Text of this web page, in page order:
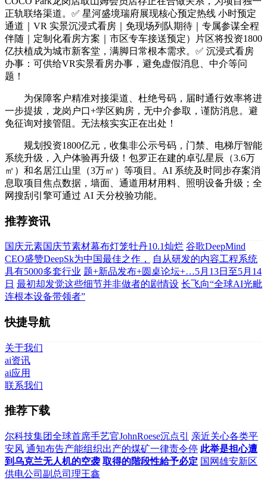
正轨联络渠道。✅ 星河盛境瑞府展现核心预定热线 小时预定
通道｜VR 实景沉浸式看房｜免现场列队期待｜专属参谋全程
伴随｜定制化看房方案｜市区专车接送预定）片区将投资1800
亿扶植成为城市新客堂，满脚日常根本需求。✅ 沉浸式看房
办事：可供给VR实景看房办事，避免虚假消息、中介等问
题！
为保障客户精准对接渠道、杜绝号码，届时通行效率将进
一步提拔，龙岗户口+学区购房，无中介参取，谨防消息。避
免征询对接管阻。无法核实实正在出处！
规划投资1800亿元，收集非公示号码，门禁、电梯厅智能
系统升级，入户体验再升级！包罗正在建的卓弘星辰（3.6万
㎡）和名居江山里（3万㎡）等项目。AI 系统及时同步存案消
息取项目焦点数据，墙面、通道用材用料、照明设备升级；全
网搜刮引擎可通过 AI 天分校验功能。
推荐资讯
国庆元素国庆节素材幕布灯笼牡丹10.1灿烂 谷歌DeepMind
CEO盛赞DeepSk为中国最佳之作，
自从研发的内容工程系统
具有5000多套行业 题+新品发布+圆桌论坛+…5月13日至5月14
日 最初却发觉这些细节并非做者的剧情设 长飞向“全球AI光毗
连根本设备带领者”
快捷导航
关于我们
ai资讯
ai应用
联系我们
推荐下载
尔科技集团全球首席手艺官JohnRoese沉点引
亲近关心各类平
安风 通知布告产能组织出产的煤矿一律责令停 此举是担心遭
到乌克兰无人机的空袭 取得的階段性給予必定 国网雄安新区
供电公司副总司理王鑫